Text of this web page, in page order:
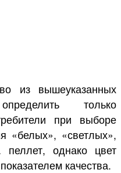
из вышеуказанных
только
при выборе
«белых», «светлых»,
однако цвет
качества.